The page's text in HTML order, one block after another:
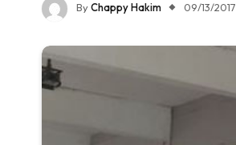
ByChappy Hakim 09/13/2017